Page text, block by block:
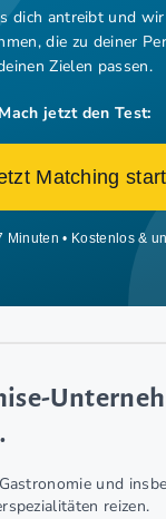
dich antreibt und
die zu deiner
Zielen passen.
Mach jetzt den Test:
Matching
Minuten • Kostenlos &
und
reizen.